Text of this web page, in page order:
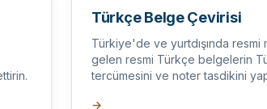
Türkçe Belge Çevirisi
Türkiye'de ve yurtdışında resmi
gelen resmi Türkçe belgelerin
tercümesini ve noter tasdikini
→